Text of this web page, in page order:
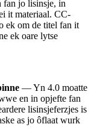
fan jo lisinsje, in
it materiaal. CC-
ek om de titel fan it
ek oare lytse
— Yn 4.0 moatte
en in opjefte fan
lisinsjeferzjes is
as jo ôflaat wurk